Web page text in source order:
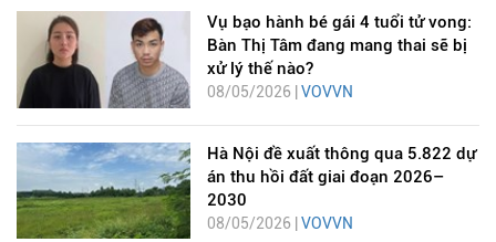
Vụ bạo hành bé gái 4 tuổi tử vong:
Bàn Thị Tâm đang mang thai sẽ bị
xử lý thế nào?
08/05/2026 | VOVVN
Hà Nội đề xuất thông qua 5.822 dự
án thu hồi đất giai đoạn 2026–
2030
08/05/2026 |VOVVN